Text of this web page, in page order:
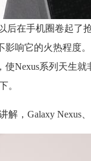
后在手机圈卷起
影响它的火热程度
Nexus系列天生
。
解，Galaxy Nexus